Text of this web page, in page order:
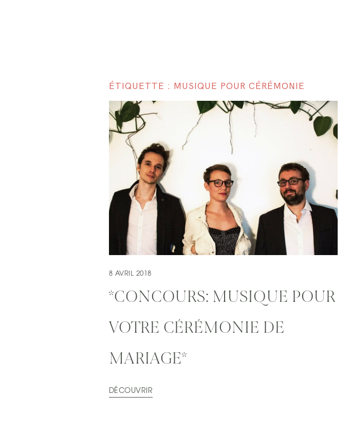
ÉTIQUETTE : MUSIQUE POUR CÉRÉMONIE
8 AVRIL 2018
*CONCOURS: MUSIQUE POUR
VOTRE CÉRÉMONIE DE
MARIAGE*
DÉCOUVRIR